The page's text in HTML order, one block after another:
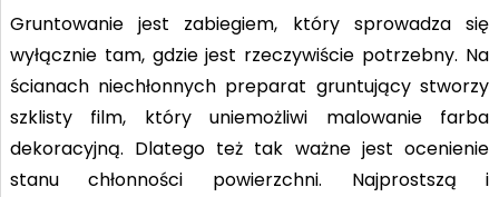
Gruntowanie jest zabiegiem, który sprowadza się
wyłącznie tam, gdzie jest rzeczywiście potrzebny. Na
ścianach niechłonnych preparat gruntujący stworzy
szklisty film, który uniemożliwi malowanie farba
dekoracyjną. Dlatego też tak ważne jest ocenienie
stanu chłonności powierzchni. Najprostszą i